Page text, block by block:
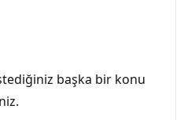
başka bir konu